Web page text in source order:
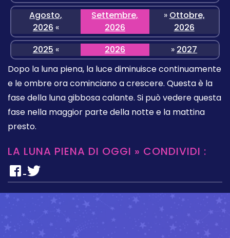
Agosto,
2026 «
Settembre,
2026
» Ottobre,
2026
2025 « 2026 » 2027
Dopo la luna piena, la luce diminuisce continuamente
e le ombre ora cominciano a crescere. Questa è la
fase della luna gibbosa calante. Si può vedere questa
fase nella maggior parte della notte e la mattina
presto.
LA LUNA PIENA DI OGGI » CONDIVIDI :